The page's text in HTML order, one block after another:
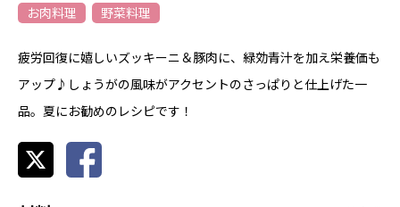
お肉料理 野菜料理
疲労回復に嬉しいズッキーニ＆豚肉に、緑効青汁を加え栄養価も
アップ♪しょうがの風味がアクセントのさっぱりと仕上げた一
品。夏にお勧めのレシピです！